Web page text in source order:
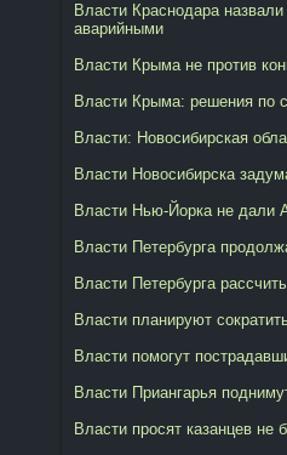
Власти Краснодара
аварийными
Власти Крыма не против
Власти Крыма: решения по
Власти: Новосибирская
Власти Новосибирска
Власти Нью-Йорка не дали
Власти Петербурга
Власти Петербурга
Власти планируют
Власти помогут
Власти Приангарья
Власти просят казанцев не